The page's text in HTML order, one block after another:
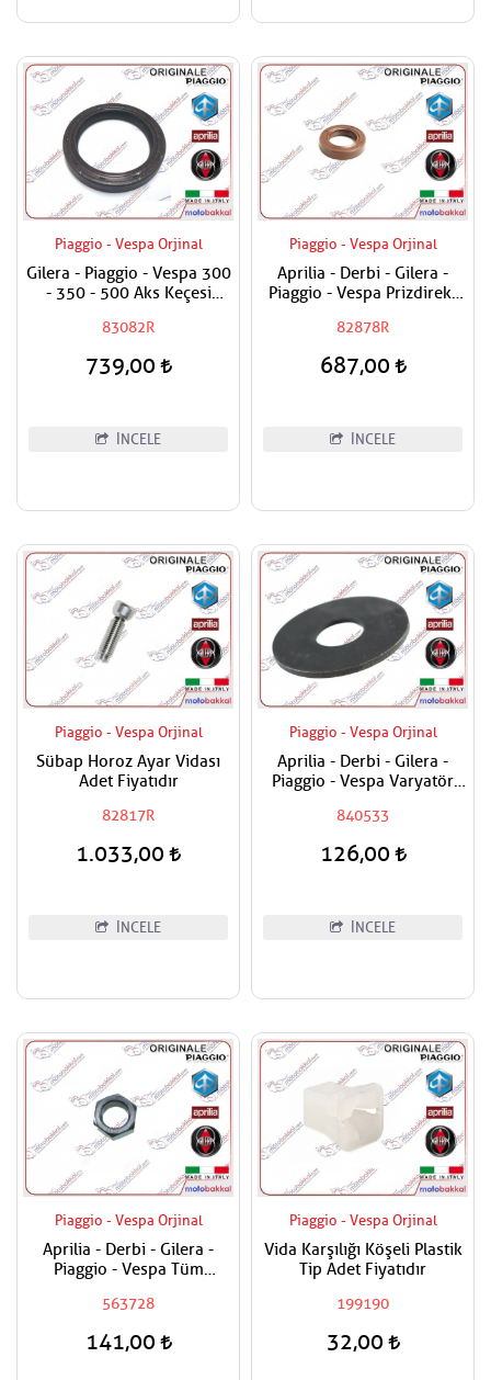
Piaggio - Vespa Orjinal
Gilera - Piaggio - Vespa 300
- 350 - 500 Aks Keçesi
83082R
739,00
İNCELE
Piaggio - Vespa Orjinal
Aprilia - Derbi - Gilera -
Piaggio - Vespa Prizdirekt
82878R
687,00
İNCELE
Piaggio - Vespa Orjinal
Sübap Horoz Ayar Vidası
Adet Fiyatıdır
82817R
1.033,00
İNCELE
Piaggio - Vespa Orjinal
Aprilia - Derbi - Gilera -
Piaggio - Vespa Varyatör
840533
126,00
İNCELE
Piaggio - Vespa Orjinal
Aprilia - Derbi - Gilera -
Piaggio - Vespa Tüm
Tekerlek Somunu
563728
141,00
Piaggio - Vespa Orjinal
Vida Karşılığı Köşeli Plastik
Tip Adet Fiyatıdır
199190
32,00